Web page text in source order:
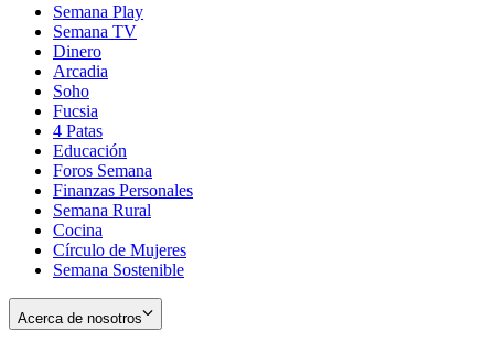
Semana Play
Semana TV
Dinero
Arcadia
Soho
in
new
window
Fucsia
in
new
window
4 Patas
Educación
Foros Semana
Finanzas Personales
Semana Rural
Cocina
Círculo de Mujeres
Semana Sostenible
Acerca de nosotros